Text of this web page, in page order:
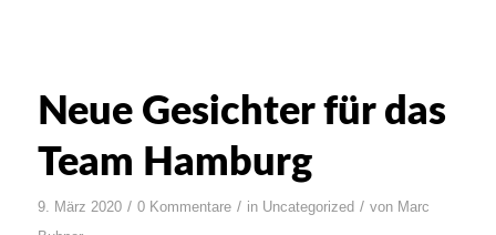
Neue Gesichter für das
Team Hamburg
9. März 2020 / 0 Kommentare / in Uncategorized / von Marc